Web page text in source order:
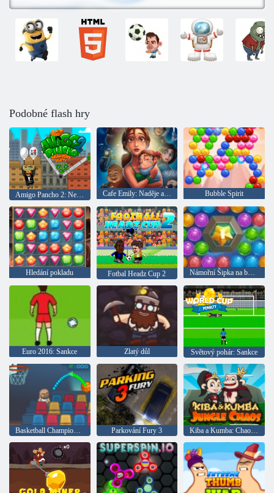
Podobné flash hry
Amigo Pancho 2: New York Party Cafe Emily: Naděje a obavy Bubble Spirit
Hledání pokladu Fotbal Headz Cup 2 Námořní Šipka na bubliny
Euro 2016: Sankce Zlatý důl Světový pohár: Sankce
Basketball Championship Parkování Fury 3 Kiba a Kumba: Chaos v džungli